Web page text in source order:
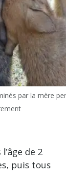
par la mère
de 2
puis tous